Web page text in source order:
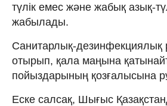
түлік емес және жабық азық-
жабылады.
Санитарлық-дезинфекциялық
отырып, қала маңына
пойыздарының қозғалысына
Еске салсақ, Шығыс